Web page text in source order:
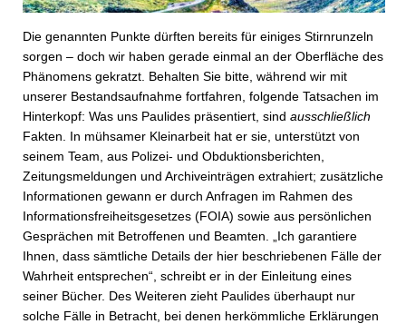
Die genannten Punkte dürften bereits für einiges Stirnrunzeln
sorgen – doch wir haben gerade einmal an der Oberfläche des
Phänomens gekratzt. Behalten Sie bitte, während wir mit
unserer Bestandsaufnahme fortfahren, folgende Tatsachen im
Hinterkopf: Was uns Paulides präsentiert, sind ausschließlich
Fakten. In mühsamer Kleinarbeit hat er sie, unterstützt von
seinem Team, aus Polizei- und Obduktionsberichten,
Zeitungsmeldungen und Archiveinträgen extrahiert; zusätzliche
Informationen gewann er durch Anfragen im Rahmen des
Informationsfreiheitsgesetzes (FOIA) sowie aus persönlichen
Gesprächen mit Betroffenen und Beamten. „Ich garantiere
Ihnen, dass sämtliche Details der hier beschriebenen Fälle der
Wahrheit entsprechen“, schreibt er in der Einleitung eines
seiner Bücher. Des Weiteren zieht Paulides überhaupt nur
solche Fälle in Betracht, bei denen herkömmliche Erklärungen